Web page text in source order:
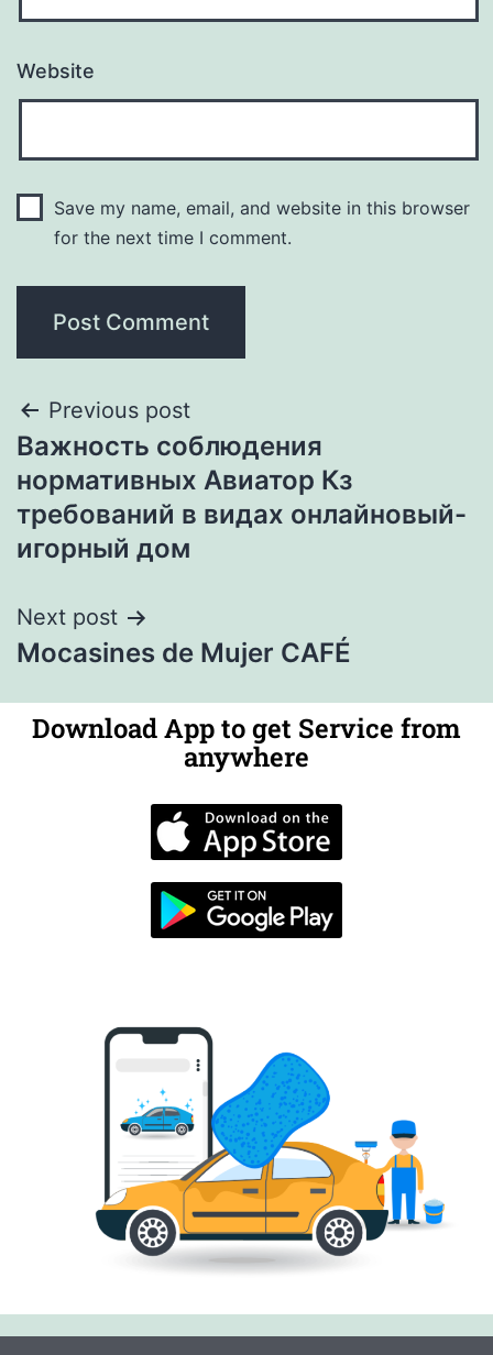
Website
Save my name, email, and website in this browser
for the next time I comment.
Previous post
Важность соблюдения
нормативных Авиатор Кз
требований в видах онлайновый-
игорный дом
Next post
Mocasines de Mujer CAFÉ
Download App to get Service from
anywhere